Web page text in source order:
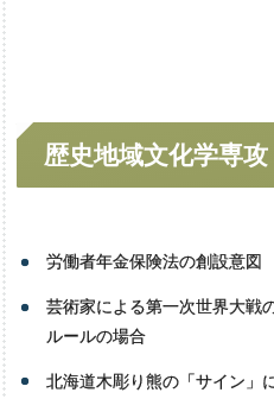
言語文学専攻
歴史地域文化学専攻
労働者年金保険法の創設意図
芸術家による第一次世界大戦
ルールの場合
北海道木彫り熊の「サイン」